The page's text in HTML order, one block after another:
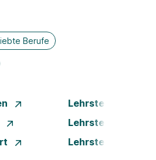
Berufe
Lehrstellen
Lehrstellen Graz
Lehrstellen